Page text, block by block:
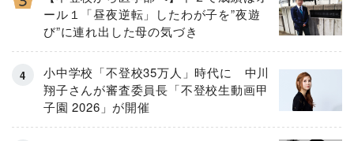
ール１「昼夜逆転」したわが子を”夜遊
び”に連れ出した母の気づき
小中学校「不登校35万人」時代に 中川
翔子さんが審査委員長「不登校生動画甲
子園 2026」が開催